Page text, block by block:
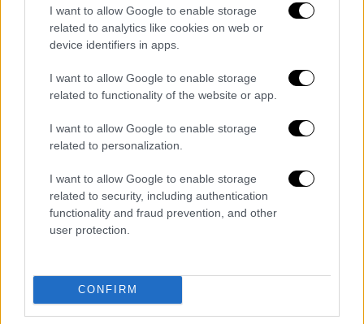
I want to allow Google to enable storage
related to analytics like cookies on web or
device identifiers in apps.
I want to allow Google to enable storage
related to functionality of the website or app.
I want to allow Google to enable storage
related to personalization.
I want to allow Google to enable storage
related to security, including authentication
functionality and fraud prevention, and other
user protection.
CONFIRM
Πριν από λίγο οι IDF(σ.σ. οι ένοπλες
δυνάμεις του Ισραήλ) εντόπισαν
εκτοξεύσεις πυραύλων από το Ιράν προς την
κατεύθυνση του κράτους του Ισραήλ. Τα
αμυντικά συστήματα ενεργοποιήθηκαν
», ανέφερε ο
στρατός σε ανάρτηση στο Telegram.
Τα σχολιά σας δημοσιεύονται άμεσα με δική σας ευθύνη. Το
ΕΘΝΟΣ θα παρεμβαίνει και τα προσβλητικά σχόλια θα
διαγράφονται